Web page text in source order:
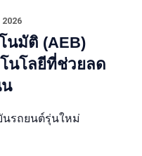
นมัติ (AEB)
นโลยีที่ช่วยลด
นรถยนต์รุ่นใหม่